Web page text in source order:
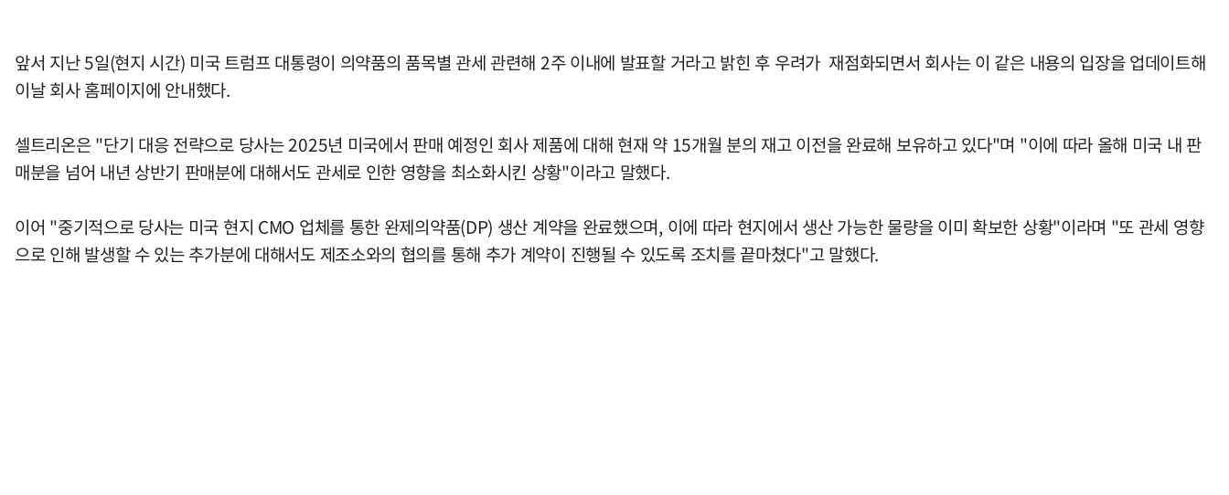
앞서 지난 5일(현지 시간) 미국 트럼프 대통령이 의약품의 품목별 관세 관련해 2주 이내에 발표할 거라고 밝힌 후 우려가 재점화되면서 회사는 이 같은 내용의 입장을 업데이트해
이날 회사 홈페이지에 안내했다.
셀트리온은 "단기 대응 전략으로 당사는 2025년 미국에서 판매 예정인 회사 제품에 대해 현재 약 15개월 분의 재고 이전을 완료해 보유하고 있다"며 "이에 따라 올해 미국 내 판
매분을 넘어 내년 상반기 판매분에 대해서도 관세로 인한 영향을 최소화시킨 상황"이라고 말했다.
이어 "중기적으로 당사는 미국 현지 CMO 업체를 통한 완제의약품(DP) 생산 계약을 완료했으며, 이에 따라 현지에서 생산 가능한 물량을 이미 확보한 상황"이라며 "또 관세 영향
으로 인해 발생할 수 있는 추가분에 대해서도 제조소와의 협의를 통해 추가 계약이 진행될 수 있도록 조치를 끝마쳤다"고 말했다.